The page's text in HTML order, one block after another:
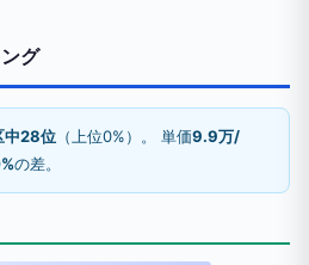
グ
中28位 （上位0%）。 単価9.9万/
の差。